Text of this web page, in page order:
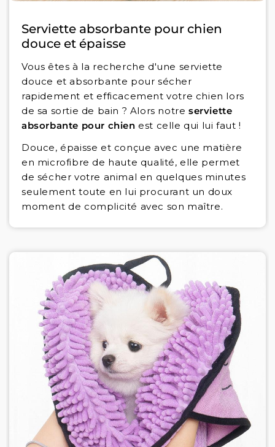
Serviette absorbante pour chien
douce et épaisse
Vous êtes à la recherche d'une serviette
douce et absorbante pour sécher
rapidement et efficacement votre chien lors
de sa sortie de bain ? Alors notre serviette
absorbante pour chien est celle qui lui faut !
Douce, épaisse et conçue avec une matière
en microfibre de haute qualité, elle permet
de sécher votre animal en quelques minutes
seulement toute en lui procurant un doux
moment de complicité avec son maître.